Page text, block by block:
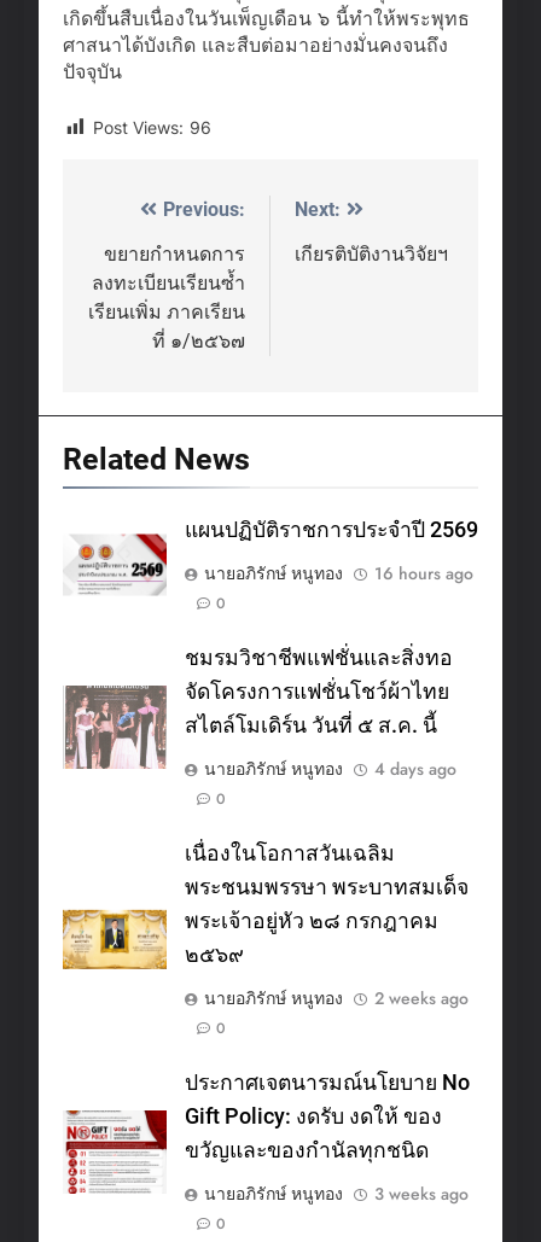
เกิดขึ้นสืบเนื่องในวันเพ็ญเดือน ๖ นี้ทำให้พระพุทธ
ศาสนาได้บังเกิด และสืบต่อมาอย่างมั่นคงจนถึง
ปัจจุบัน
Post Views: 96
Post
navigation
Previous:
ขยายกำหนดการ
ลงทะเบียนเรียนซ้ำ
เรียนเพิ่ม ภาคเรียน
ที่ ๑/๒๕๖๗
Next:
เกียรติบัติงานวิจัยฯ
Related News
แผนปฏิบัติราชการประจำปี 2569
นายอภิรักษ์ หนูทอง
16 hours ago
0
ชมรมวิชาชีพแฟชั่นและสิ่งทอ
จัดโครงการแฟชั่นโชว์ผ้าไทย
สไตล์โมเดิร์น วันที่ ๕ ส.ค. นี้
นายอภิรักษ์ หนูทอง
4 days ago
0
เนื่องในโอกาสวันเฉลิม
พระชนมพรรษา พระบาทสมเด็จ
พระเจ้าอยู่หัว ๒๘ กรกฎาคม
๒๕๖๙
นายอภิรักษ์ หนูทอง
2 weeks ago
0
ประกาศเจตนารมณ์นโยบาย No
Gift Policy: งดรับ งดให้ ของ
ขวัญและของกำนัลทุกชนิด
นายอภิรักษ์ หนูทอง
3 weeks ago
0